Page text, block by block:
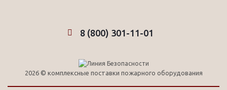
8 (800) 301-11-01
2026 © комплексные поставки пожарного оборудования